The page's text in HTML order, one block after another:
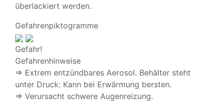
überlackiert werden.
Gefahrenpiktogramme
Gefahr!
Gefahrenhinweise
⇒ Extrem entzündbares Aerosol. Behälter steht
unter Druck: Kann bei Erwärmung bersten.
⇒ Verursacht schwere Augenreizung.